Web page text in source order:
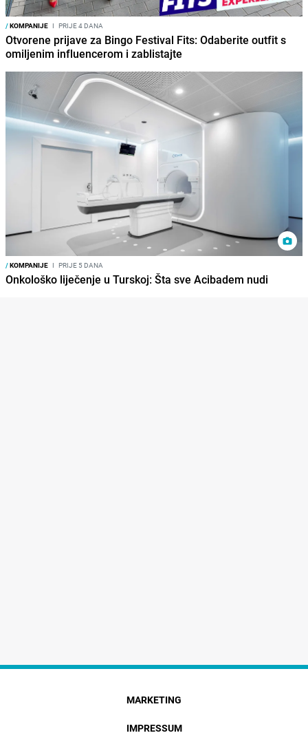
/KOMPANIJE I PRIJE 4 DANA
Otvorene prijave za Bingo Festival Fits: Odaberite outfit s
omiljenim influencerom i zablistajte
/KOMPANIJE I PRIJE 5 DANA
Onkološko liječenje u Turskoj: Šta sve Acibadem nudi
MARKETING
IMPRESSUM